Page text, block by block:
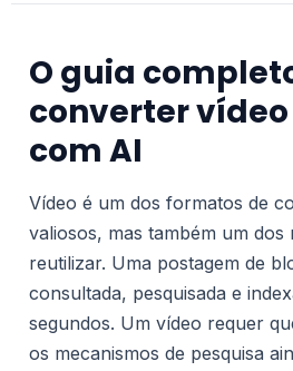
O guia
converter
com AI
Vídeo é um dos formatos de
valiosos, mas também um dos
reutilizar. Uma postagem de
consultada, pesquisada e
segundos. Um vídeo requer
os mecanismos de pesquisa